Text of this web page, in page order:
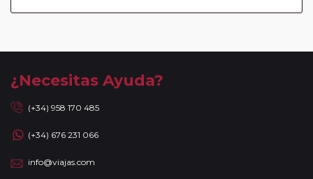
generados de cancelación y nueva emisión. Hacer una
nombre que no coincida con el que aparece en el
pasaporte pueda ser motivo para denegar el embarque a
un viajero.
aéreas aceptan facturar un bulto de un máximo 20 kg por
directamente el exceso de equipaje a la compañía aérea en
¿Necesitas Ayuda?
(+34) 958 170 485
(+34) 676 231 066
info@viajas.com